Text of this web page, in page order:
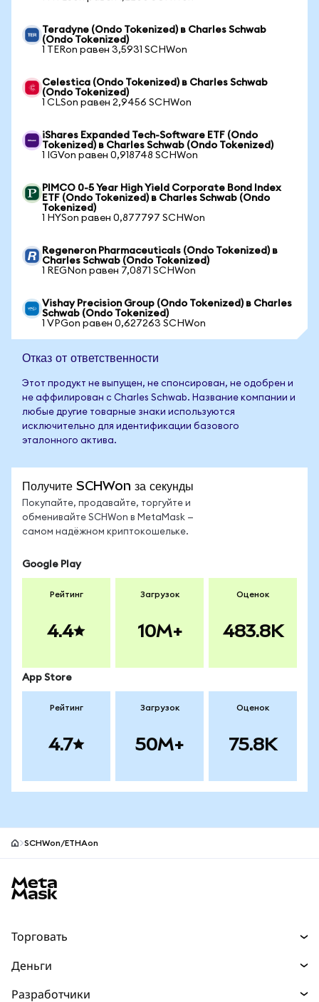
Teradyne (Ondo Tokenized) в Charles Schwab
(Ondo Tokenized)
1 TERon равен 3,5931 SCHWon
Celestica (Ondo Tokenized) в Charles Schwab
(Ondo Tokenized)
1 CLSon равен 2,9456 SCHWon
iShares Expanded Tech-Software ETF (Ondo
Tokenized) в Charles Schwab (Ondo Tokenized)
1 IGVon равен 0,918748 SCHWon
PIMCO 0-5 Year High Yield Corporate Bond Index
ETF (Ondo Tokenized) в Charles Schwab (Ondo
Tokenized)
1 HYSon равен 0,877797 SCHWon
Regeneron Pharmaceuticals (Ondo Tokenized) в
Charles Schwab (Ondo Tokenized)
1 REGNon равен 7,0871 SCHWon
Vishay Precision Group (Ondo Tokenized) в Charles
Schwab (Ondo Tokenized)
1 VPGon равен 0,627263 SCHWon
Отказ от ответственности
Этот продукт не выпущен, не спонсирован, не одобрен и
не аффилирован с Charles Schwab. Название компании и
любые другие товарные знаки используются
исключительно для идентификации базового
эталонного актива.
Получите SCHWon за секунды
Покупайте, продавайте, торгуйте и
обменивайте SCHWon в MetaMask —
самом надёжном криптокошельке.
Google Play
Рейтинг
4.4
Загрузок
10M+
Оценок
483.8K
App Store
Рейтинг
4.7
Загрузок
50M+
Оценок
75.8K
SCHWon/ETHAon
Торговать
Деньги
Разработчики